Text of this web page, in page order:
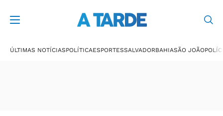
ÚLTIMAS NOTÍCIASPOLÍTICAESPORTESSALVADORBAHIASÃO JOÃO